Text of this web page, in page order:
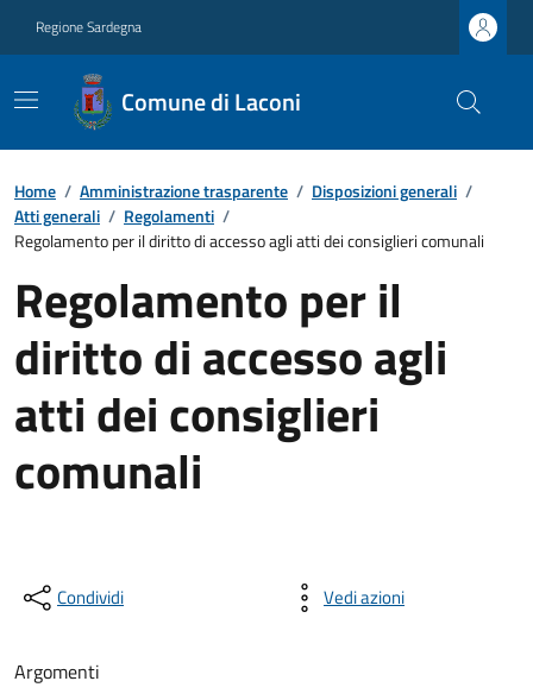
Regione Sardegna
Comune di Laconi
Home / Amministrazione trasparente / Disposizioni generali /
Atti generali / Regolamenti /
Regolamento per il diritto di accesso agli atti dei consiglieri comunali
Regolamento per il
diritto di accesso agli
atti dei consiglieri
comunali
Condividi Vedi azioni
Argomenti